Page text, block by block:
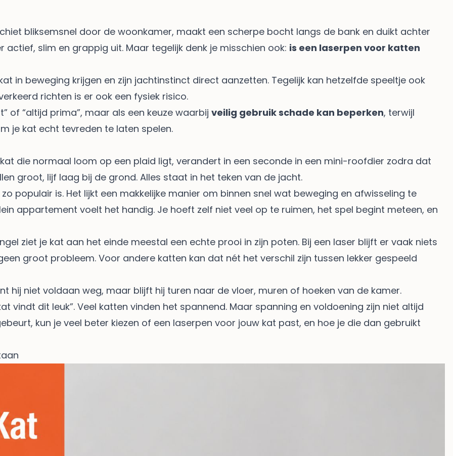
bliksemsnel door de woonkamer, maakt een scherpe bocht langs de bank en duikt achter
slim en grappig uit. Maar tegelijk denk je misschien ook: is een laserpen voor katten
in beweging krijgen en zijn jachtinstinct direct aanzetten. Tegelijk kan hetzelfde speeltje ook
richten is er ook een fysiek risico.
of “altijd prima”, maar als een keuze waarbij veilig gebruik schade kan beperken, terwijl
je kat echt tevreden te laten spelen.
die normaal loom op een plaid ligt, verandert in een seconde in een mini-roofdier zodra dat
groot, lijf laag bij de grond. Alles staat in het teken van de jacht.
populair is. Het lijkt een makkelijke manier om binnen snel wat beweging en afwisseling te
appartement voelt het handig. Je hoeft zelf niet veel op te ruimen, het spel begint meteen, en
ziet je kat aan het einde meestal een echte prooi in zijn poten. Bij een laser blijft er vaak niets
groot probleem. Voor andere katten kan dat nét het verschil zijn tussen lekker gespeeld
hij niet voldaan weg, maar blijft hij turen naar de vloer, muren of hoeken van de kamer.
vindt dit leuk”. Veel katten vinden het spannend. Maar spanning en voldoening zijn niet altijd
kun je veel beter kiezen of een laserpen voor jouw kat past, en hoe je die dan gebruikt